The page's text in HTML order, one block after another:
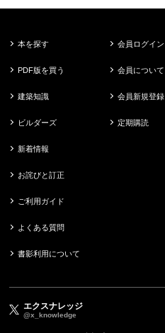
本を探す
PDF版を買う
建築知識
ビルダーズ
新着情報
お詫びと訂正
ご利用ガイド
よくある質問
書影利用について
会員ログイン
会員について
会員新規登録
定期購読
エクスナレッジ
@x_knowledge